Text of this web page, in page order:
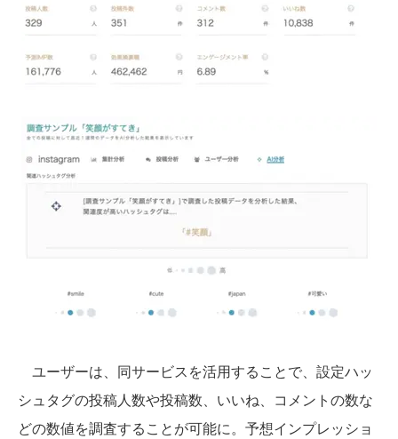
ユーザーは、同サービスを活用することで、設定ハッ
シュタグの投稿人数や投稿数、いいね、コメントの数な
どの数値を調査することが可能に。予想インプレッショ